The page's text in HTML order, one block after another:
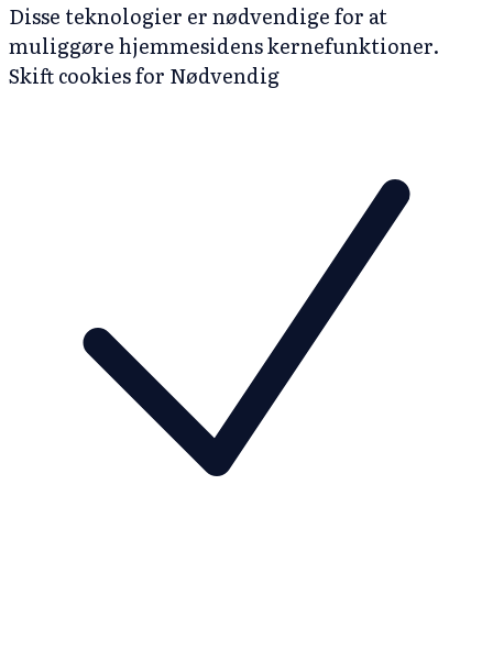
Disse teknologier er nødvendige for at
muliggøre hjemmesidens kernefunktioner.
Skift cookies for Nødvendig